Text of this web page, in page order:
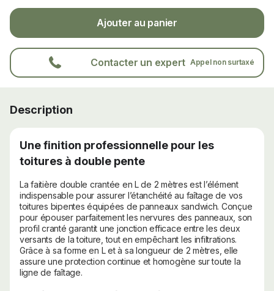
Contacter un expert Appel non surtaxé
Ajouter au panier
Description
Une finition professionnelle pour les
toitures à double pente
La faitière double crantée en L de 2 mètres est l’élément
indispensable pour assurer l’étanchéité au faîtage de vos
toitures bipentes équipées de panneaux sandwich. Conçue
pour épouser parfaitement les nervures des panneaux, son
profil cranté garantit une jonction efficace entre les deux
versants de la toiture, tout en empêchant les infiltrations.
Grâce à sa forme en L et à sa longueur de 2 mètres, elle
assure une protection continue et homogène sur toute la
ligne de faîtage.